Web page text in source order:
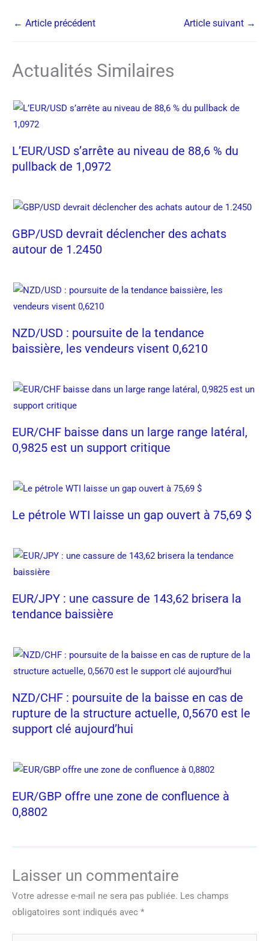
← Article précédent Article suivant →
Actualités Similaires
L’EUR/USD s’arrête au niveau de 88,6 % du
pullback de 1,0972
GBP/USD devrait déclencher des achats
autour de 1.2450
NZD/USD : poursuite de la tendance
baissière, les vendeurs visent 0,6210
EUR/CHF baisse dans un large range latéral,
0,9825 est un support critique
Le pétrole WTI laisse un gap ouvert à 75,69 $
EUR/JPY : une cassure de 143,62 brisera la
tendance baissière
NZD/CHF : poursuite de la baisse en cas de
rupture de la structure actuelle, 0,5670 est le
support clé aujourd’hui
EUR/GBP offre une zone de confluence à
0,8802
Laisser un commentaire
Votre adresse e-mail ne sera pas publiée. Les champs
obligatoires sont indiqués avec *